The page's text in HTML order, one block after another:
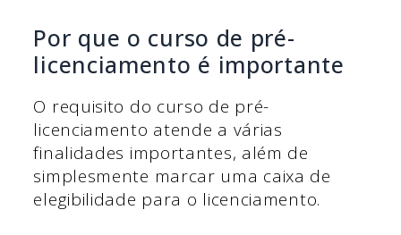
Por que o curso de pré-
licenciamento é importante
O requisito do curso de pré-
licenciamento atende a várias
finalidades importantes, além de
simplesmente marcar uma caixa de
elegibilidade para o licenciamento.